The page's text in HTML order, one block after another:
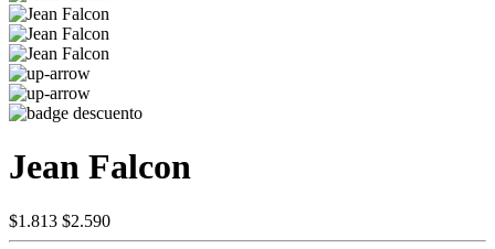
Jean Falcon
$1.813 $2.590